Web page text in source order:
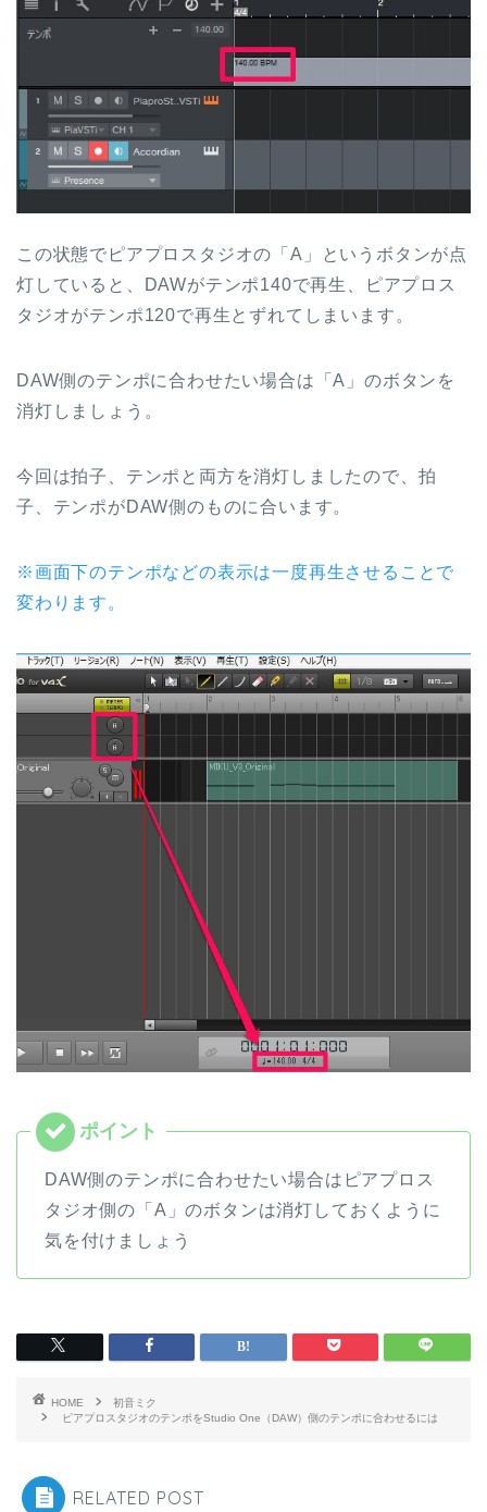
この状態でピアプロスタジオの「A」というボタンが点
灯していると、DAWがテンポ140で再生、ピアプロス
タジオがテンポ120で再生とずれてしまいます。
DAW側のテンポに合わせたい場合は「A」のボタンを
消灯しましょう。
今回は拍子、テンポと両方を消灯しましたので、拍
子、テンポがDAW側のものに合います。
※画面下のテンポなどの表示は一度再生させることで
変わります。
DAW側のテンポに合わせたい場合はピアプロス
タジオ側の「A」のボタンは消灯しておくように
気を付けましょう
HOME
初音ミク
ピアプロスタジオのテンポをStudio One（DAW）側のテンポに合わせるには
RELATED POST